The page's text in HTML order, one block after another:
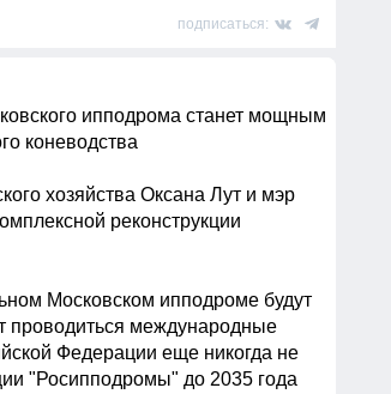
подписаться:
ипподрома станет мощным
коневодства
хозяйства Оксана Лут и мэр
реконструкции
Московском ипподроме будут
проводиться международные
Федерации еще никогда не
"Росипподромы" до 2035 года